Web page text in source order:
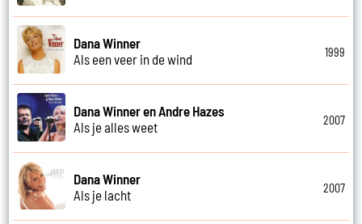
Dana Winner
Als een veer in de wind
1999
Dana Winner en Andre Hazes
Als je alles weet
2007
Dana Winner
Als je lacht
2007